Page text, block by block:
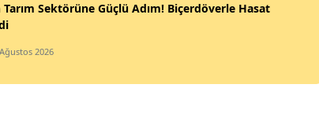
Tarım Sektörüne Güçlü Adım! Biçerdöverle Hasat
2026